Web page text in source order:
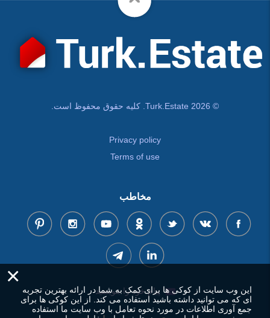
© Turk.Estate 2026. کلیه حقوق محفوظ است.
Privacy policy
Terms of use
مخاطب
پیام خود را بنویسید
×
این وب سایت از کوکی ها برای کمک به شما در ارائه بهترین تجربه
ای که می توانید داشته باشید استفاده می کند. از این کوکی ها برای
جمع آوری اطلاعات در مورد نحوه تعامل با وب سایت ما استفاده